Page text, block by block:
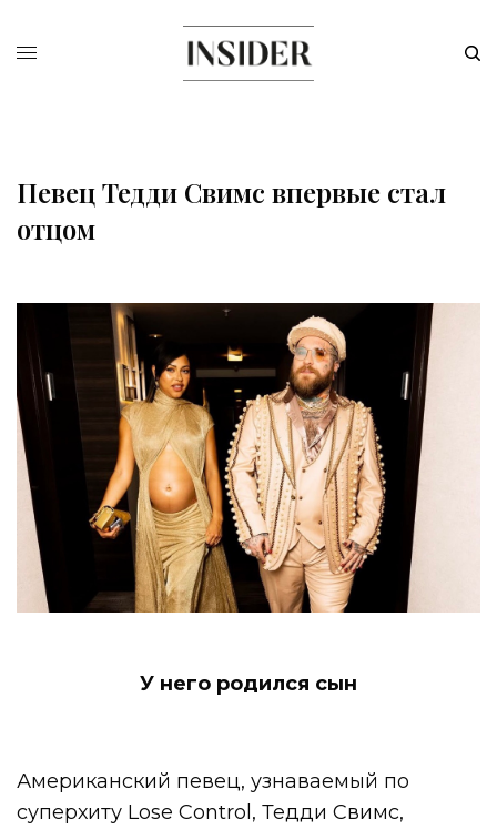
Певец Тедди Свимс впервые стал
отцом
У него родился сын
Американский певец, узнаваемый по
суперхиту Lose Control, Тедди Свимс,